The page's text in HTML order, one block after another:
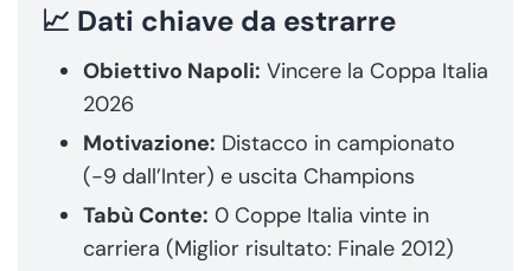
📈 Dati chiave da estrarre
Obiettivo Napoli: Vincere la Coppa Italia
2026
Motivazione: Distacco in campionato
(-9 dall’Inter) e uscita Champions
Tabù Conte: 0 Coppe Italia vinte in
carriera (Miglior risultato: Finale 2012)